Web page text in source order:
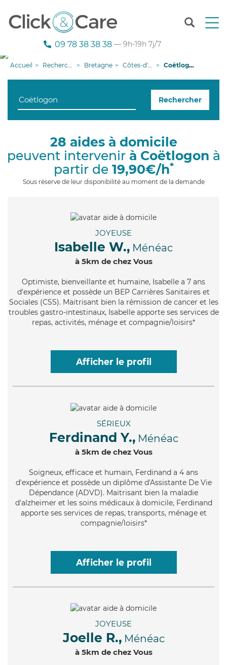
T
n
g
i
09 78 38 38 38 — 9h-19h 7j/7
Accueil Recherche aide à domicile Bretagne Côtes-d'armor Coëtlogon
Rechercher
28 aides à domicile
peuvent intervenir à Coëtlogon à
partir de 19,90€/h*
Sous réserve de leur disponibilité au moment de la demande
JOYEUSE
Isabelle W., Ménéac
à 5km de chez Vous
Optimiste, bienveillante et humaine, Isabelle a 7 ans
d'expérience et possède un BEP Carrières Sanitaires et
Sociales (CSS). Maitrisant bien la rémission de cancer et les
troubles gastro-intestinaux, Isabelle apporte ses services de
repas, activités, ménage et compagnie/loisirs*
Afficher le profil
SÉRIEUX
Ferdinand Y., Ménéac
à 5km de chez Vous
Soigneux, efficace et humain, Ferdinand a 4 ans
d'expérience et possède un diplôme d'Assistante De Vie
Dépendance (ADVD). Maitrisant bien la maladie
d'alzheimer et les soins médicaux à domicile, Ferdinand
apporte ses services de repas, transports, ménage et
compagnie/loisirs*
Afficher le profil
JOYEUSE
Joelle R., Ménéac
à 5km de chez Vous